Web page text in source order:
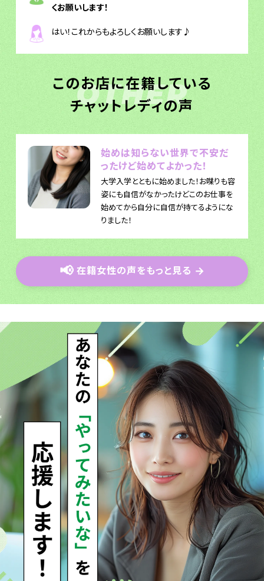
くお願いします！
はい！これからもよろしくお願いします♪
このお店に在籍している
チャットレディの声
OTHER
始めは知らない世界で不安だ
ったけど始めてよかった！
大学入学とともに始めました！お喋りも容
姿にも自信がなかったけどこのお仕事を
始めてから自分に自信が持てるようにな
りました！
📢 在籍女性の声をもっと見る →